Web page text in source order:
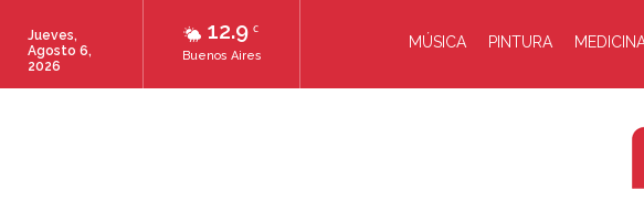
12.9 C
Buenos Aires
Jueves,
Agosto 6,
2026
MÚSICA PINTURA